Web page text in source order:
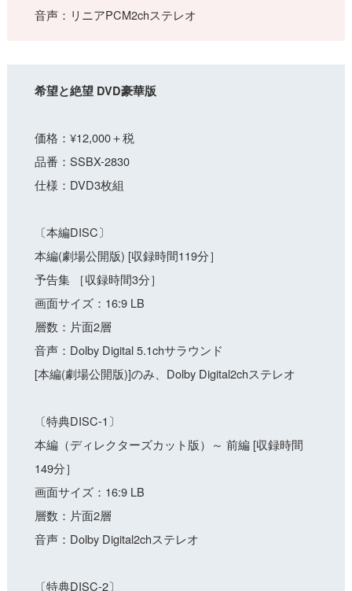
音声：リニアPCM2chステレオ
希望と絶望 DVD豪華版
価格：¥12,000＋税
品番：SSBX-2830
仕様：DVD3枚組
〔本編DISC〕
本編(劇場公開版) [収録時間119分］
予告集 ［収録時間3分］
画面サイズ：16:9 LB
層数：片面2層
音声：Dolby Digital 5.1chサラウンド
[本編(劇場公開版)]のみ、Dolby Digital2chステレオ
〔特典DISC-1〕
本編（ディレクターズカット版）～ 前編 [収録時間
149分］
画面サイズ：16:9 LB
層数：片面2層
音声：Dolby Digital2chステレオ
〔特典DISC-2〕